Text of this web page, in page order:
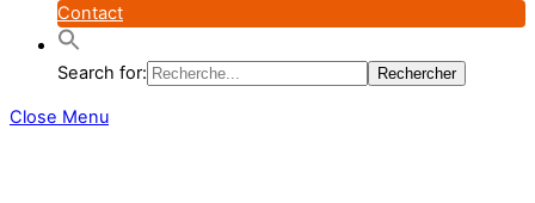
Contact
Search for:
Close Menu